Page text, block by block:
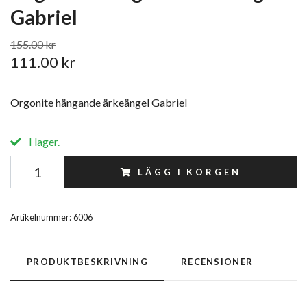
Gabriel
155.00 kr
111.00 kr
Orgonite hängande ärkeängel Gabriel
I lager.
LÄGG I KORGEN
Artikelnummer:6006
PRODUKTBESKRIVNING RECENSIONER